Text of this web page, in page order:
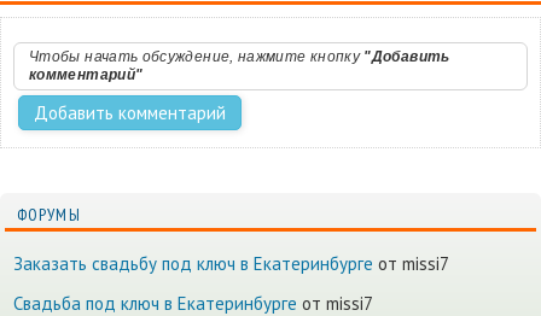
Чтобы начать обсуждение, нажмите кнопку "Добавить
комментарий"
ФОРУМЫ
Заказать свадьбу под ключ в Екатеринбурге от missi7
Cвадьба под ключ в Екатеринбурге от missi7